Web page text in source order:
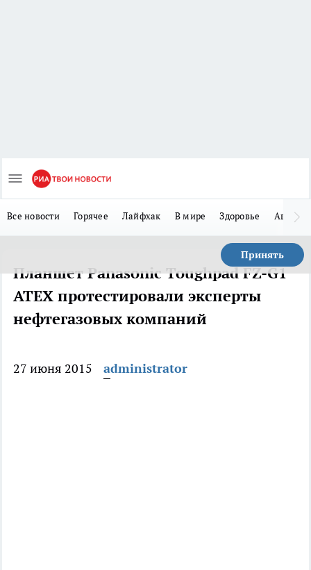
Все новости Горячее Лайфхак В мире Здоровье Авто
Принять
Планшет Panasonic Toughpad FZ-G1
ATEX протестировали эксперты
нефтегазовых компаний
27 июня 2015 administrator